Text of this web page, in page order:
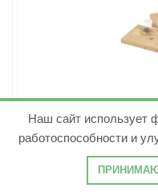
Доска строганная
Наш сайт использует
работоспособности и